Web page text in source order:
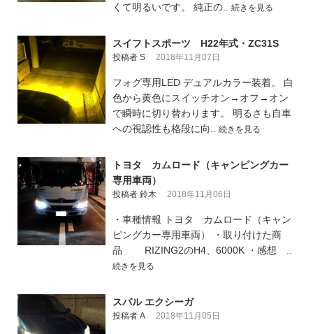
くて明るいです。 純正の.. 続きを見る
スイフトスポーツ H22年式・ZC31S
投稿者 S 2018年11月07日
フォグ専用LED デュアルカラー装着。 白
色から黄色にスイッチオン→オフ→オン
で瞬時に切り替わります。 明るさも自車
への視認性も格段に向.. 続きを見る
トヨタ カムロード（キャンピングカー
専用車両）
投稿者 鈴木 2018年11月06日
・車種情報 トヨタ カムロード（キャン
ピングカー専用車両） ・取り付けた商
品 RIZING2のH4、6000K ・感想 ..
続きを見る
スバル エクシーガ
投稿者 A 2018年11月05日